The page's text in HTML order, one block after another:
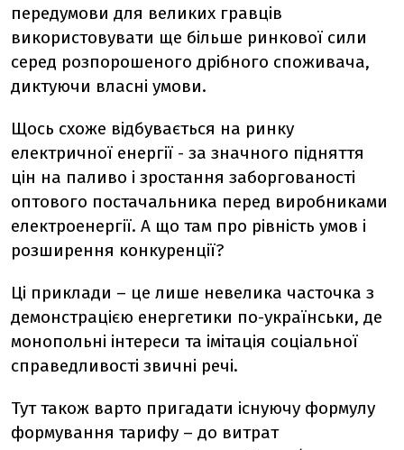
передумови для великих гравців
використовувати ще більше ринкової сили
серед розпорошеного дрібного споживача,
диктуючи власні умови.
Щось схоже відбувається на ринку
електричної енергії - за значного підняття
цін на паливо і зростання заборгованості
оптового постачальника перед виробниками
електроенергії. А що там про рівність умов і
розширення конкуренції?
Ці приклади – це лише невелика часточка з
демонстрацією енергетики по-українськи, де
монопольні інтереси та імітація соціальної
справедливості звичні речі.
Тут також варто пригадати існуючу формулу
формування тарифу – до витрат